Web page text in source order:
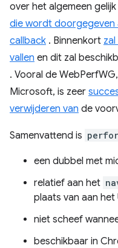
over het algemeen
die wordt doorgegeven
callback . Binnenkort
vallen en dit zal
. Vooral de
Microsoft, is zeer
verwijderen van de
Samenvattend is
een dubbel met
relatief aan het
plaats van aan het
niet scheef
beschikbaar in